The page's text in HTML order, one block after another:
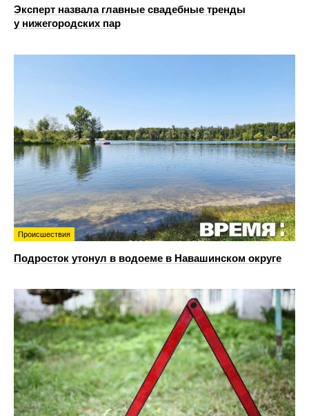
Эксперт назвала главные свадебные тренды
у нижегородских пар
Происшествия
Подросток утонул в водоеме в Навашинском округе